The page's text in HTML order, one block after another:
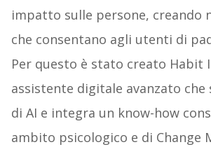
impatto sulle persone, creando
che consentano agli utenti di
Per questo è stato creato Habit
assistente digitale avanzato
di AI e integra un know-how
ambito psicologico e di Change